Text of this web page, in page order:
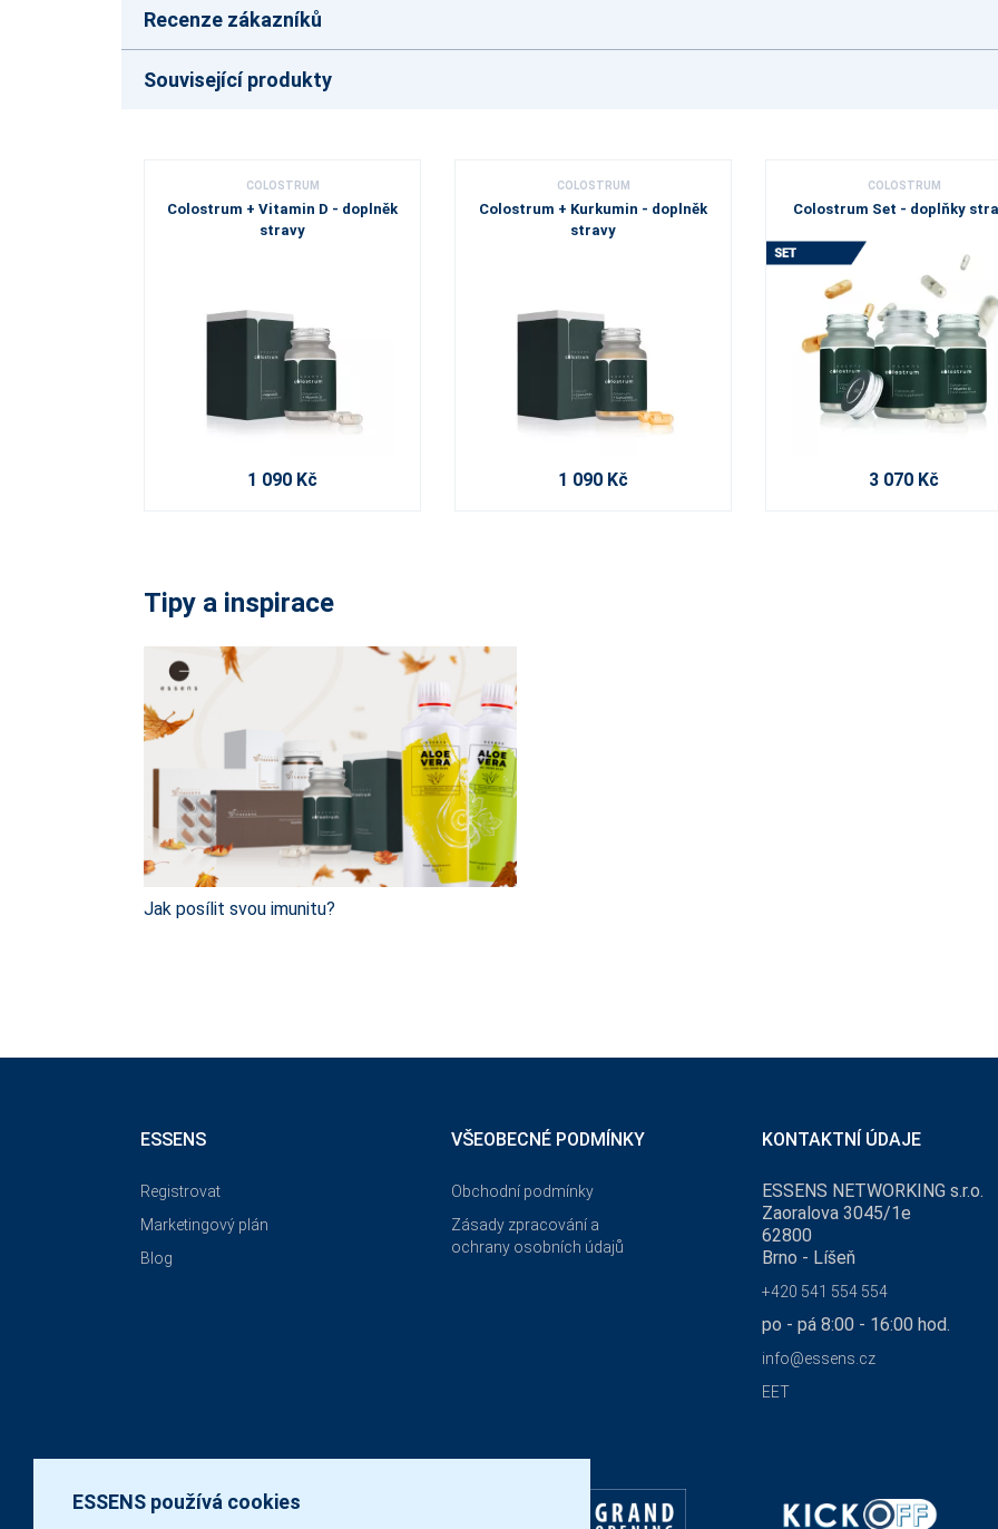
Recenze zákazníků
Související produkty
COLOSTRUM
Colostrum + Vitamin D - doplněk
stravy
1 090 Kč
COLOSTRUM
Colostrum + Kurkumin - doplněk
stravy
1 090 Kč
COLOSTRUM
Colostrum Set - doplňky
3 070 Kč
Tipy a inspirace
Jak posílit svou imunitu?
ESSENS používá cookies
ESSENS
Registrovat
Marketingový plán
Blog
VŠEOBECNÉ PODMÍNKY
Obchodní podmínky
Zásady zpracování a
ochrany osobních údajů
KONTAKTNÍ ÚDAJE
ESSENS NETWORKING s.r.o.
Zaoralova 3045/1e
62800
Brno - Líšeň
+420 541 554 554
po - pá 8:00 - 16:00 hod.
info@essens.cz
EET